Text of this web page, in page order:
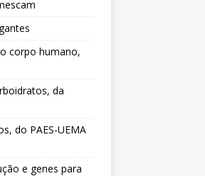
corpo humano,
da
do PAES-UEMA
e genes para